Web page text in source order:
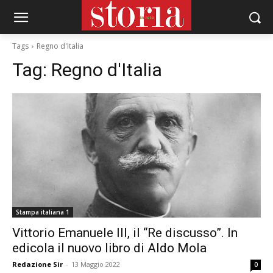
Tags Regno d'Italia
Tag: Regno d'Italia
Stampa italiana 1
Vittorio Emanuele III, il “Re discusso”. In
edicola il nuovo libro di Aldo Mola
Redazione Sir - 13 Maggio 2022 0